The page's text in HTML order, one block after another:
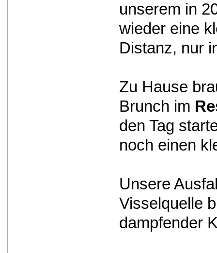
unserem in
wieder eine
Distanz, nur
Zu Hause
Brunch im
den Tag
noch einen
Unsere
Visselquelle
dampfender